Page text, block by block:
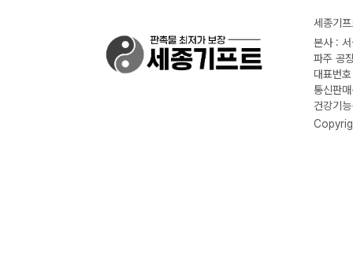
세종기
본사 :
파주 공
대표번
통신판
건강기